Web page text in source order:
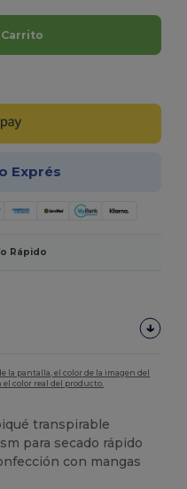
Exprés
Rápido
la pantalla, el color de la imagen del
color real del producto.
transpirable
para secado rápido
con mangas